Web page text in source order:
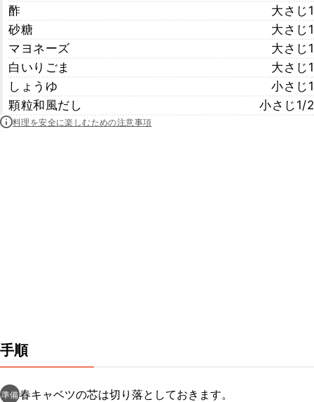
酢
大さじ1
砂糖
大さじ1
マヨネーズ
大さじ1
白いりごま
大さじ1
しょうゆ
小さじ1
顆粒和風だし
小さじ1/2
料理を安全に楽しむための注意事項
手順
準備春キャベツの芯は切り落としておきます。